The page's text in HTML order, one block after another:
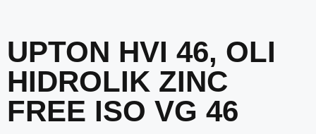
UPTON HVI 46, OLI
HIDROLIK ZINC
FREE ISO VG 46